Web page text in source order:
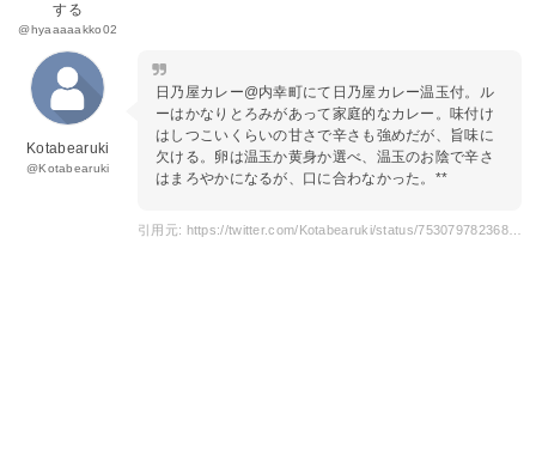
する
@hyaaaaakko02
Kotabearuki
@Kotabearuki
日乃屋カレー@内幸町にて日乃屋カレー温玉付。ル
ーはかなりとろみがあって家庭的なカレー。味付け
はしつこいくらいの甘さで辛さも強めだが、旨味に
欠ける。卵は温玉か黄身か選べ、温玉のお陰で辛さ
はまろやかになるが、口に合わなかった。**
引用元: https://twitter.com/Kotabearuki/status/753079782368247808